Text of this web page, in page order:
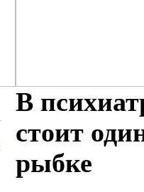
В
стоит
рыбке